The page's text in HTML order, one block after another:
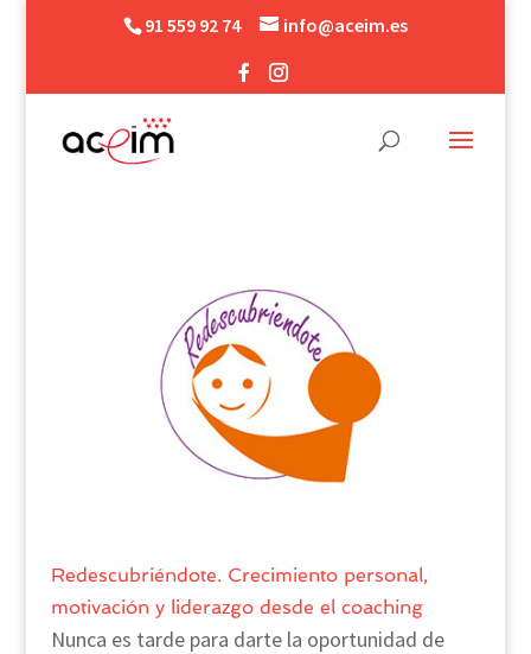
91 559 92 74 info@aceim.es
Redescubriéndote. Crecimiento personal,
motivación y liderazgo desde el coaching
Nunca es tarde para darte la oportunidad de